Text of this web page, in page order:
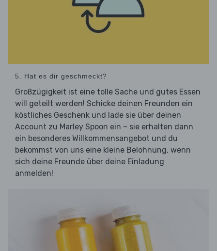
5. Hat es dir geschmeckt?
Großzügigkeit ist eine tolle Sache und gutes Essen
will geteilt werden! Schicke deinen Freunden ein
köstliches Geschenk und lade sie über deinen
Account zu Marley Spoon ein – sie erhalten dann
ein besonderes Willkommensangebot und du
bekommst von uns eine kleine Belohnung, wenn
sich deine Freunde über deine Einladung
anmelden!